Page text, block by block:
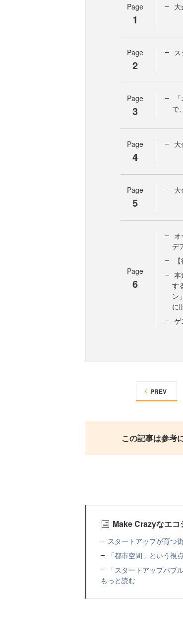
Page
1
Page
2
Page
3
で
Page
4
Page
5
Page
6
デ
本
す
ン
に
ゲ
PREV
この記事は参考
Make Crazyなエ
スタートアップが育つ
「都市空間」という
「スタートアップバ
もっと読む